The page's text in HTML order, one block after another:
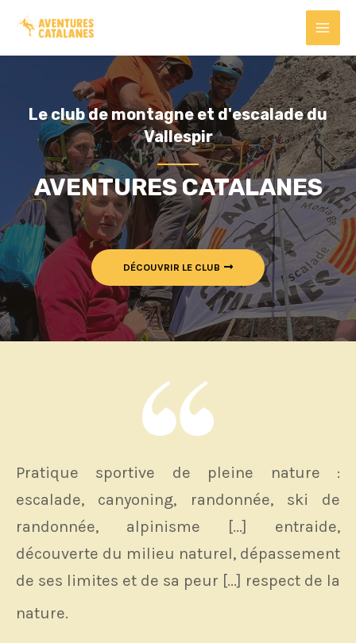
Le club de montagne et d'escalade du
Vallespir
AVENTURES CATALANES
DÉCOUVRIR LE CLUB
Pratique sportive de pleine nature :
escalade, canyoning, randonnée, ski de
randonnée, alpinisme [...] entraide,
découverte du milieu naturel, dépassement
de ses limites et de sa peur [...] respect de la
nature.